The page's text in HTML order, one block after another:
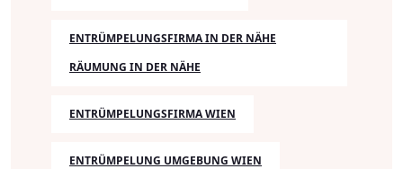
ENTRÜMPELUNGSFIRMA IN DER NÄHE
RÄUMUNG IN DER NÄHE
ENTRÜMPELUNGSFIRMA WIEN
ENTRÜMPELUNG UMGEBUNG WIEN